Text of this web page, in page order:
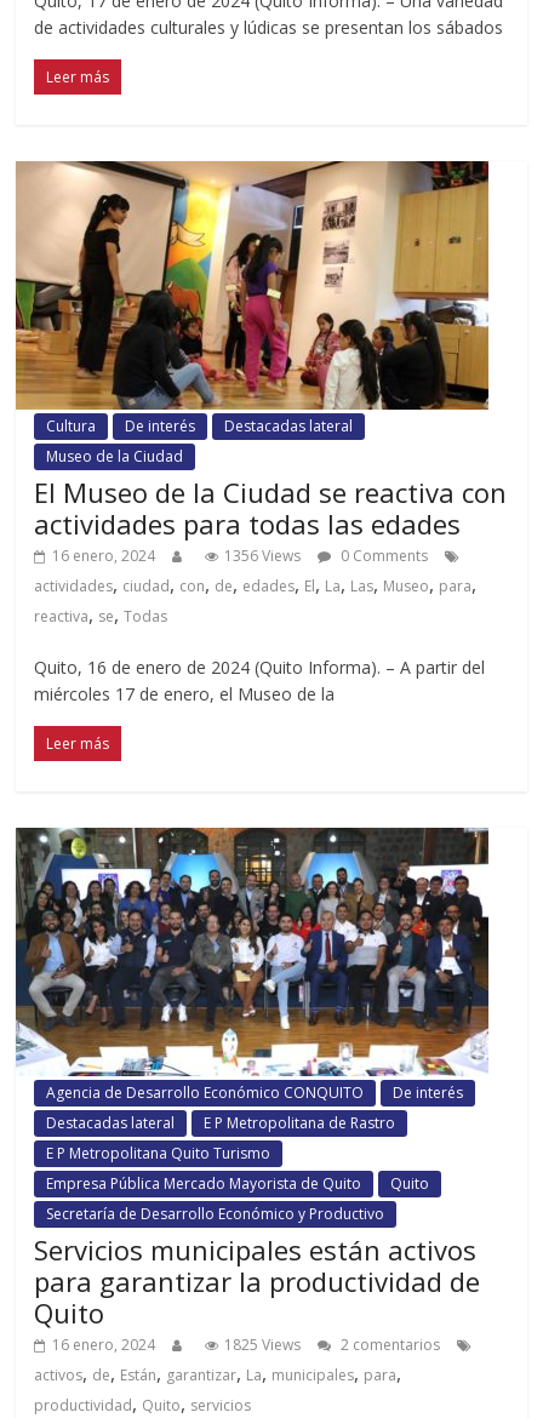
de actividades culturales y lúdicas se presentan los sábados
Leer más
Cultura De interés
Destacadas lateral
Museo de la Ciudad
El Museo de la Ciudad se reactiva con
actividades para todas las edades
16 enero, 2024 1356 Views
0 Comments
actividades, ciudad, con, de, edades, El, La, Las, Museo, para,
reactiva, se,Todas
Quito, 16 de enero de 2024 (Quito Informa). – A partir del
miércoles 17 de enero, el Museo de la
Leer más
Agencia de Desarrollo Económico CONQUITO
De interés
Destacadas lateral
E P Metropolitana de Rastro
E P Metropolitana Quito Turismo
Empresa Pública Mercado Mayorista de Quito
Quito
Secretaría de Desarrollo Económico y Productivo
Servicios municipales están activos
para garantizar la productividad de
Quito
16 enero, 2024 1825 Views
2 comentarios
activos, de, Están, garantizar, La, municipales, para,
productividad, Quito, servicios